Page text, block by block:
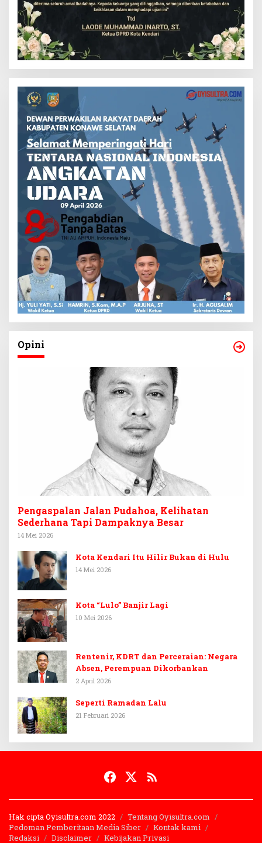
Opini
Pengaspalan Jalan Pudahoa, Kelihatan
Sederhana Tapi Dampaknya Besar
14 Mei 2026
Kota Kendari Itu Hilir Bukan di Hulu
14 Mei 2026
Kota “Lulo” Banjir Lagi
10 Mei 2026
Rentenir, KDRT dan Perceraian: Negara
Absen, Perempuan Dikorbankan
2 April 2026
Seperti Ramadan Lalu
21 Februari 2026
Hak cipta Oyisultra.com 2022
Tentang Oyisultra.com
Pedoman Pemberitaan Media Siber
Kontak kami
Redaksi
Disclaimer Kebijakan Privasi